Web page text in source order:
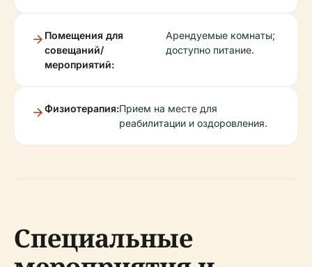
Помещения для
совещаний/
мероприятий:
Арендуемые комнаты;
доступно питание.
Физиотерапия:Прием на месте для
реабилитации и оздоровления.
Специальные